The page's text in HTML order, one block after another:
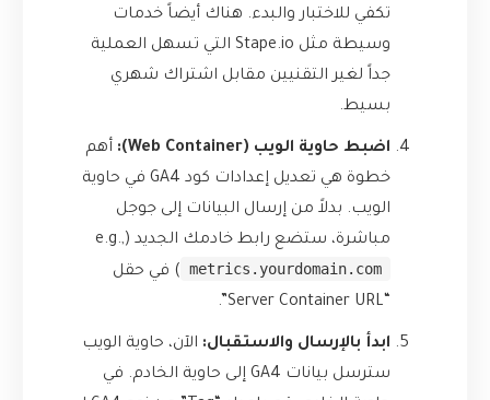
تكفي للاختبار والبدء. هناك أيضاً خدمات
وسيطة مثل Stape.io التي تسهل العملية
جداً لغير التقنيين مقابل اشتراك شهري
بسيط.
اضبط حاوية الويب (Web Container):
أهم
خطوة هي تعديل إعدادات كود GA4 في حاوية
الويب. بدلاً من إرسال البيانات إلى جوجل
مباشرة، ستضع رابط خادمك الجديد (e.g.,
metrics.yourdomain.com ) في حقل
ابدأ بالإرسال والاستقبال: الآن، حاوية الويب
سترسل بيانات GA4 إلى حاوية الخادم. في